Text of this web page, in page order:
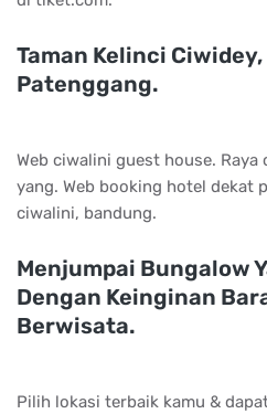
Taman Kelinci Ciwidey,
Patenggang.
Web ciwalini guest house.
yang. Web booking hotel dekat
ciwalini, bandung.
Menjumpai Bungalow
Dengan Keinginan
Berwisata.
Pilih lokasi terbaik kamu &